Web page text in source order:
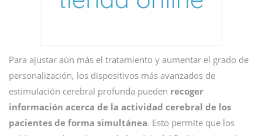
Para ajustar aún más el tratamiento y aumentar el grado de
personalización, los dispositivos más avanzados de
estimulación cerebral profunda pueden recoger
información acerca de la actividad cerebral de los
pacientes de forma simultánea. Esto permite que los